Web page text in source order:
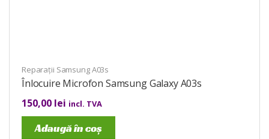
Reparații Samsung A03s
Înlocuire Microfon Samsung Galaxy A03s
150,00 lei incl. TVA
Adaugă în coș